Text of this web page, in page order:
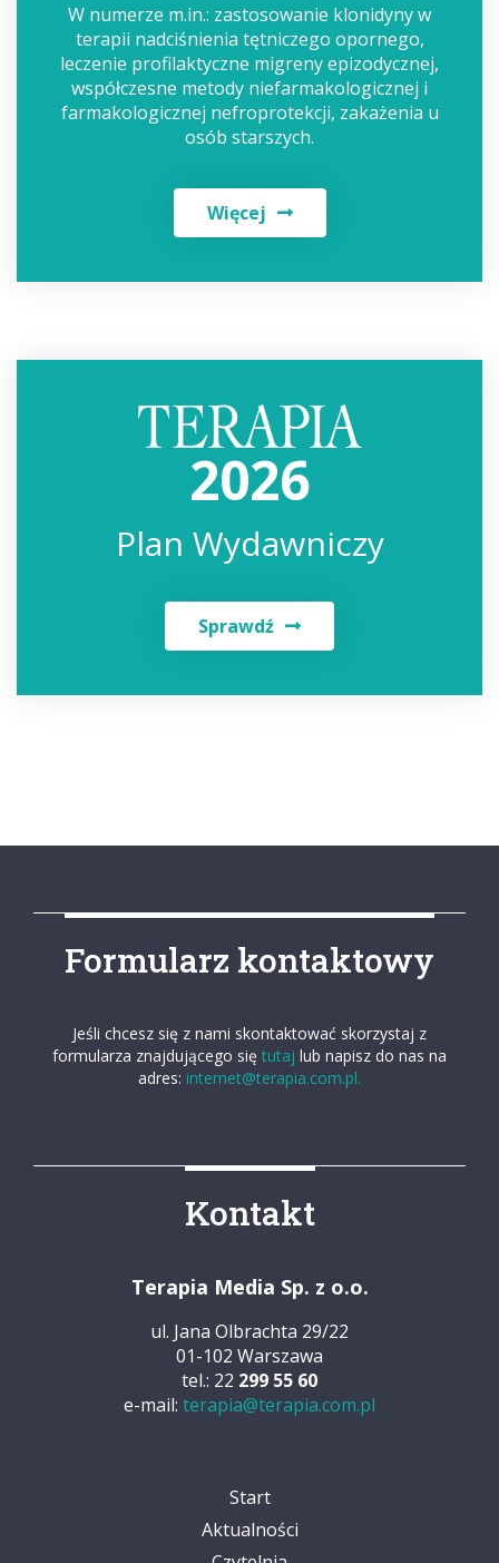
W numerze m.in.: zastosowanie klonidyny w
terapii nadciśnienia tętniczego opornego,
leczenie profilaktyczne migreny epizodycznej,
współczesne metody niefarmakologicznej i
farmakologicznej nefroprotekcji, zakażenia u
osób starszych.
Więcej
2026
Plan Wydawniczy
Sprawdź
Formularz kontaktowy
Jeśli chcesz się z nami skontaktować skorzystaj z
formularza znajdującego się tutaj lub napisz do nas na
adres: internet@terapia.com.pl.
Kontakt
Terapia Media Sp. z o.o.
ul. Jana Olbrachta 29/22
01-102 Warszawa
tel.: 22 299 55 60
e-mail: terapia@terapia.com.pl
Start
Aktualności